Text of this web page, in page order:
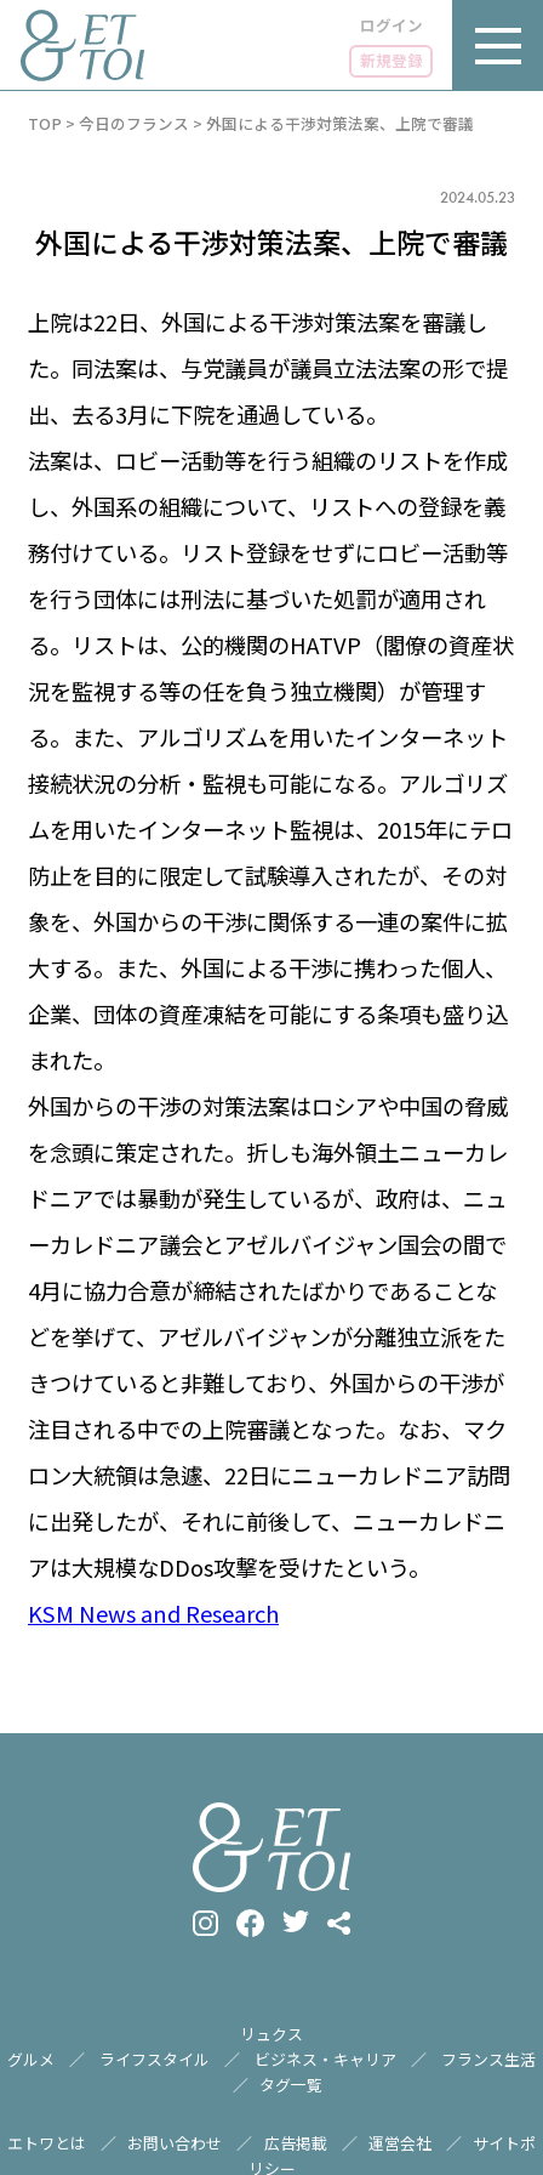
ログイン
新規登録
LUXE
グルメ
LIFE STYLE
BUSINESS
ビジネス・キャリア
INFOS PRATIQUES
TAG
タグ
#パリ
#お土産 #トリビア
#データで読み解くフランス
#フランス交通機関
#フランスの教育制度
#アプリ
#いざという時に
#カルカッソンヌ Carcassonne
#サステナブル
#フランス生活
#レシピ #ビューティー
#コスメ
#アルザス地方
#フランスの地方 #フロマージュ
#おでかけ
FR 05:16 ／ JP 12:16
1€＝182.72円
お問い合わせ
広告掲載
運営会社
サイトポリシー
TOP > 今日のフランス > 外国による干渉対策法案、上院で審議
2024.05.23
外国による干渉対策法案、上院で審議
上院は22日、外国による干渉対策法案を審議し
た。同法案は、与党議員が議員立法法案の形で提
出、去る3月に下院を通過している。
法案は、ロビー活動等を行う組織のリストを作成
し、外国系の組織について、リストへの登録を義
務付けている。リスト登録をせずにロビー活動等
を行う団体には刑法に基づいた処罰が適用され
る。リストは、公的機関のHATVP（閣僚の資産状
況を監視する等の任を負う独立機関）が管理す
る。また、アルゴリズムを用いたインターネット
接続状況の分析・監視も可能になる。アルゴリズ
ムを用いたインターネット監視は、2015年にテロ
防止を目的に限定して試験導入されたが、その対
象を、外国からの干渉に関係する一連の案件に拡
大する。また、外国による干渉に携わった個人、
企業、団体の資産凍結を可能にする条項も盛り込
まれた。
外国からの干渉の対策法案はロシアや中国の脅威
を念頭に策定された。折しも海外領土ニューカレ
ドニアでは暴動が発生しているが、政府は、ニュ
ーカレドニア議会とアゼルバイジャン国会の間で
4月に協力合意が締結されたばかりであることな
どを挙げて、アゼルバイジャンが分離独立派をた
きつけていると非難しており、外国からの干渉が
注目される中での上院審議となった。なお、マク
ロン大統領は急遽、22日にニューカレドニア訪問
に出発したが、それに前後して、ニューカレドニ
アは大規模なDDos攻撃を受けたという。
KSM News and Research
リュクス
グルメ
ライフスタイル ビジネス・キャリア
フランス生活
タグ一覧
エトワとは お問い合わせ 広告掲載 運営会社
サイトポ
リシー